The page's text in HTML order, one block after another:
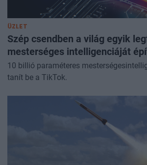
ÜZLET
Szép csendben a világ egyik
mesterséges intelligenciáját
10 billió paraméteres
tanít be a TikTok.